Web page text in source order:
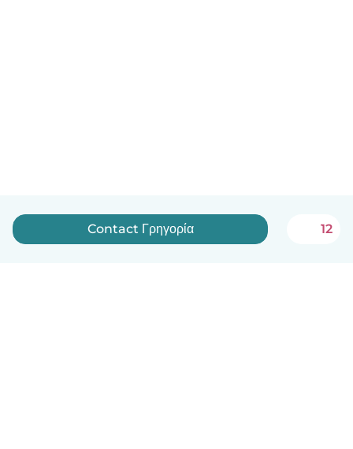
Contact Γρηγορία 12